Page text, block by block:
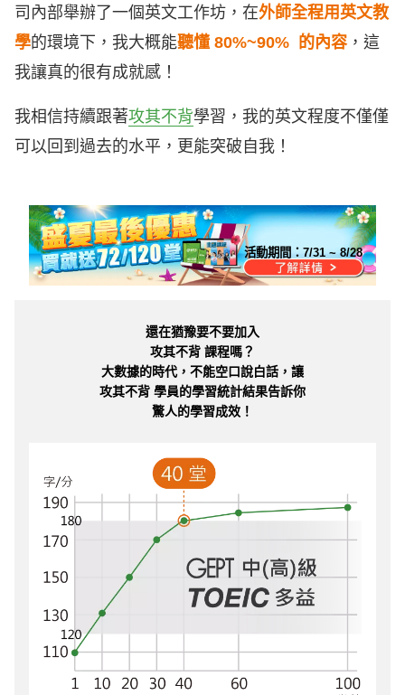
司內部舉辦了一個英文工作坊，在外師全程用英文教
學的環境下，我大概能聽懂 80%~90% 的內容 ，這
我讓真的很有成就感！
我相信持續跟著攻其不背學習，我的英文程度不僅僅
可以回到過去的水平，更能突破自我！
活動期間：7/31 ~ 8/28
還在猶豫要不要加入
攻其不背 課程嗎？
大數據的時代，不能空口說白話，讓
攻其不背 學員的學習統計結果告訴你
驚人的學習成效！